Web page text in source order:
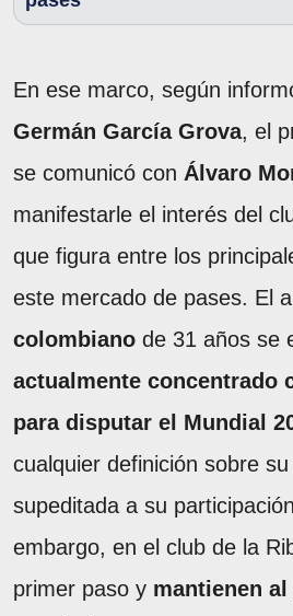
En ese marco, según
Germán García Grova, el
se comunicó con Álvaro
manifestarle el interés del
que figura entre los
este mercado de pases. El
colombiano de 31 años se
actualmente concentrado
para disputar el Mundial
cualquier definición sobre
supeditada a su
embargo, en el club de la
primer paso y mantienen